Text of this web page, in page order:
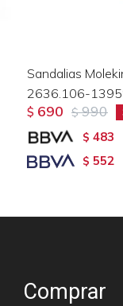
Sandalias
2636.106-
$ 690 $ 990
$ 483
$ 552
Comprar